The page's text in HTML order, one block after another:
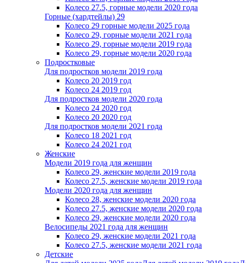
Колесо 27.5, горные модели 2020 года
Горные (хардтейлы) 29
Колесо 29 горные модели 2025 года
Колесо 29, горные модели 2021 года
Колесо 29, горные модели 2019 года
Колесо 29, горные модели 2020 года
Подростковые
Для подростков модели 2019 года
Колесо 20 2019 год
Колесо 24 2019 год
Для подростков модели 2020 года
Колесо 24 2020 год
Колесо 20 2020 год
Для подростков модели 2021 года
Колесо 18 2021 год
Колесо 24 2021 год
Женскиe
Модели 2019 года для женщин
Колесо 29, женские модели 2019 года
Колесо 27.5, женские модели 2019 года
Модели 2020 года для женщин
Колесо 28, женские модели 2020 года
Колесо 27.5, женские модели 2020 года
Колесо 29, женские модели 2020 года
Велосипеды 2021 года для женщин
Колесо 29, женские модели 2021 года
Колесо 27.5, женские модели 2021 года
Детские